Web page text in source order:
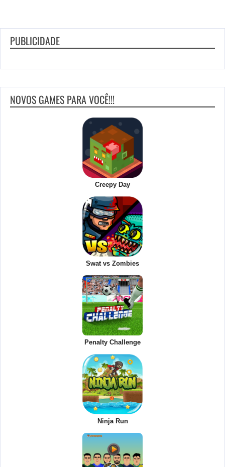
PUBLICIDADE
NOVOS GAMES PARA VOCÊ!!!
Creepy Day
Swat vs Zombies
Penalty Challenge
Ninja Run